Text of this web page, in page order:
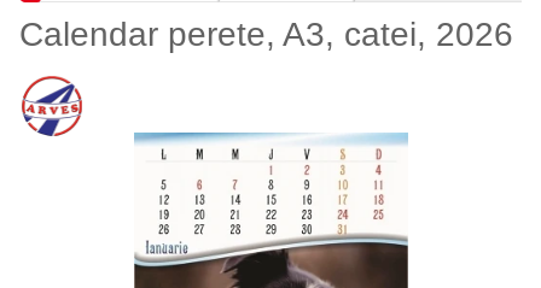
Calendar perete, A3, catei, 2026